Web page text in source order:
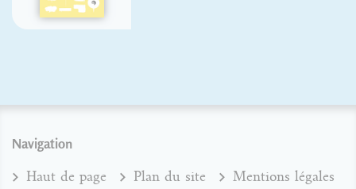
Navigation
Haut de page Plan du site
Mentions légales